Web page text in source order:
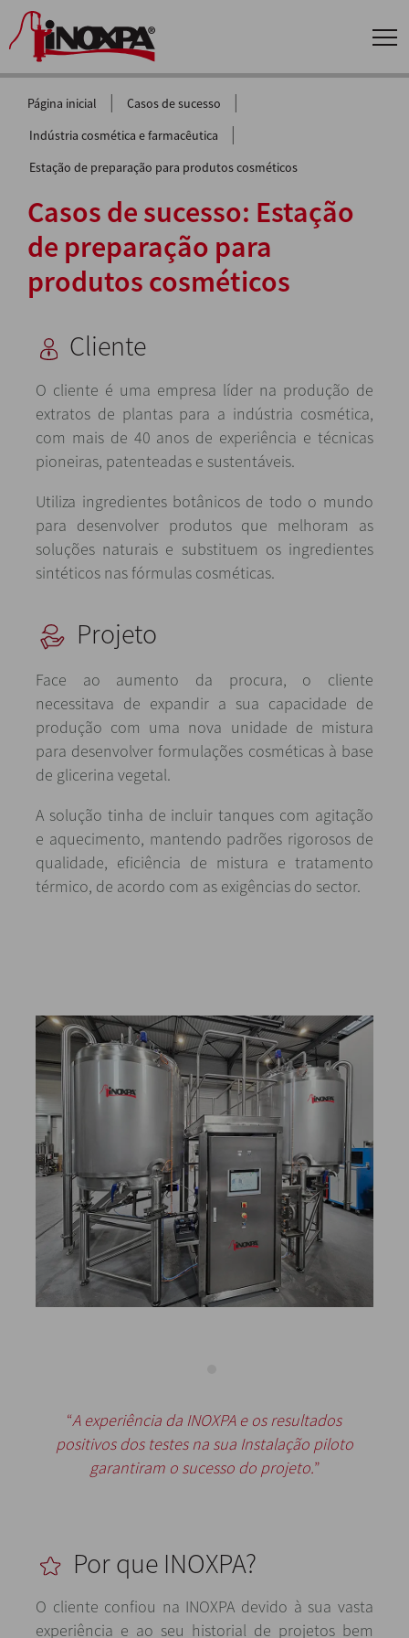
Página inicial | Casos de sucesso |
Indústria cosmética e farmacêutica |
Estação de preparação para produtos cosméticos
Casos de sucesso: Estação
de preparação para
produtos cosméticos
Cliente
O cliente é uma empresa líder na produção de
extratos de plantas para a indústria cosmética,
com mais de 40 anos de experiência e técnicas
pioneiras, patenteadas e sustentáveis.
Utiliza ingredientes botânicos de todo o mundo
para desenvolver produtos que melhoram as
soluções naturais e substituem os ingredientes
sintéticos nas fórmulas cosméticas.
Projeto
Face ao aumento da procura, o cliente
necessitava de expandir a sua capacidade de
produção com uma nova unidade de mistura
para desenvolver formulações cosméticas à base
de glicerina vegetal.
A solução tinha de incluir tanques com agitação
e aquecimento, mantendo padrões rigorosos de
qualidade, eficiência de mistura e tratamento
térmico, de acordo com as exigências do sector.
“A experiência da INOXPA e os resultados
positivos dos testes na sua Instalação piloto
garantiram o sucesso do projeto.”
Por que INOXPA?
O cliente confiou na INOXPA devido à sua vasta
experiência e ao seu historial de projetos bem